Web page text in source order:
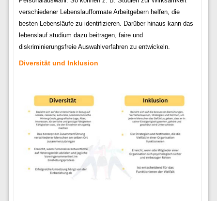
verschiedener Lebenslaufformate Arbeitgebern helfen, die
besten Lebensläufe zu identifizieren. Darüber hinaus kann das
lebenslauf studium dazu beitragen, faire und
diskriminierungsfreie Auswahlverfahren zu entwickeln.
Diversität und Inklusion